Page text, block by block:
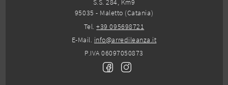
S.S. 284, Km9
95035 - Maletto (Catania)
Tel.+39 095698721
E-Mail. info@arredileanza.it
P.IVA 06097050873